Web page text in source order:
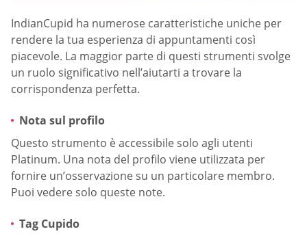
IndianCupid ha numerose caratteristiche uniche per
rendere la tua esperienza di appuntamenti così
piacevole. La maggior parte di questi strumenti svolge
un ruolo significativo nell’aiutarti a trovare la
corrispondenza perfetta.
Nota sul profilo
Questo strumento è accessibile solo agli utenti
Platinum. Una nota del profilo viene utilizzata per
fornire un’osservazione su un particolare membro.
Puoi vedere solo queste note.
Tag Cupido